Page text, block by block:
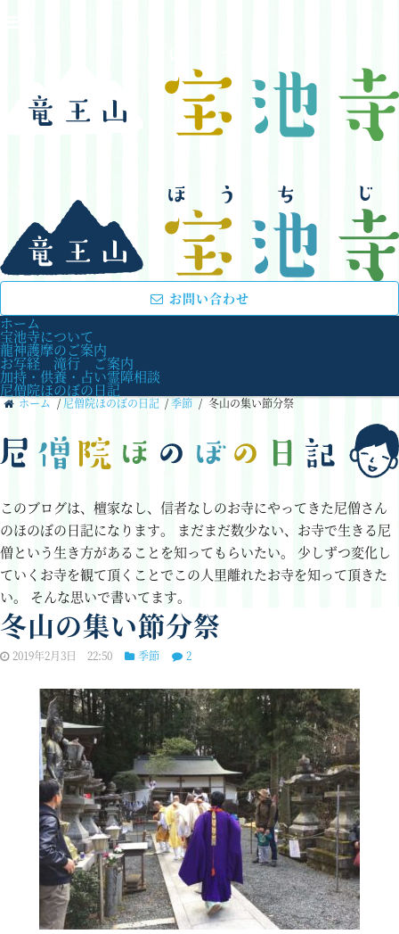
お問い合わせ
ホーム
宝池寺について
龍神護摩のご案内
お写経 滝行 ご案内
加持・供養・占い霊障相談
尼僧院ほのぼの日記
ホーム / 尼僧院ほのぼの日記 /季節 / 冬山の集い節分祭
このブログは、檀家なし、信者なしのお寺にやってきた尼僧さん
のほのぼの日記になります。 まだまだ数少ない、お寺で生きる尼
僧という生き方があることを知ってもらいたい。
少しずつ変化し
ていくお寺を観て頂くことでこの人里離れたお寺を知って頂きた
い。 そんな思いで書いてます。
冬山の集い節分祭
2019年2月3日 22:50 季節 2